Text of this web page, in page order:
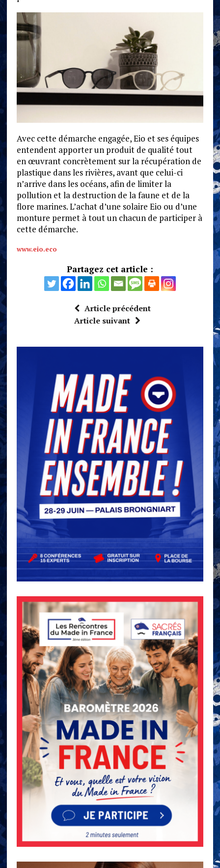
Avec cette démarche engagée, Eio et ses équipes
entendent apporter un produit de qualité tout
en œuvrant concrètement sur la récupération de
plastique dans les rivières, avant que celui-ci
n’arrive dans les océans, afin de limiter la
pollution et la destruction de la faune et de la
flore marines. L’achat d’une solaire Eio ou d’une
monture permet à tout un chacun de participer à
cette démarche.
www.eio.eco
Partagez cet article :
Article précédent
Article suivant